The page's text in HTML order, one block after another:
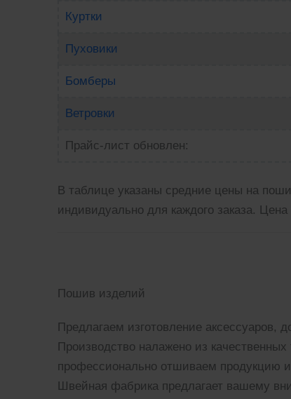
Куртки
Пуховики
Бомберы
Ветровки
Прайс-лист обновлен:
В таблице указаны средние цены на
индивидуально для каждого заказа.
Пошив изделий
Предлагаем изготовление аксессуаров,
Производство налажено из
профессионально отшиваем продукцию
Швейная фабрика предлагает вашему